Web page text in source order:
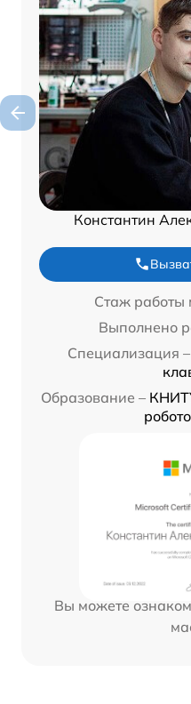
Константин
Стаж работы
Выполнено
Специализация –
Образование –
Вы можете